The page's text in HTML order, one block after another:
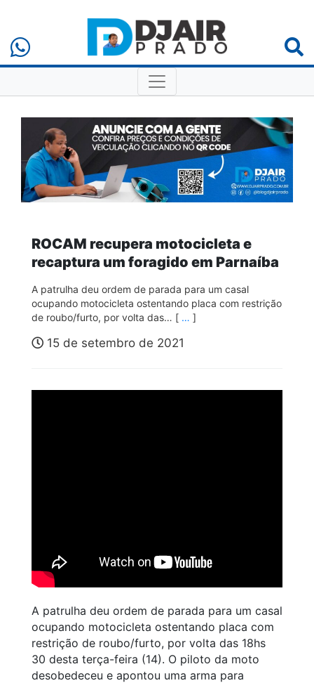
ROCAM recupera motocicleta e
recaptura um foragido em Parnaíba
A patrulha deu ordem de parada para um casal
ocupando motocicleta ostentando placa com restrição
de roubo/furto, por volta das… [ … ]
15 de setembro de 2021
A patrulha deu ordem de parada para um casal
ocupando motocicleta ostentando placa com
restrição de roubo/furto, por volta das 18hs
30 desta terça-feira (14). O piloto da moto
desobedeceu e apontou uma arma para